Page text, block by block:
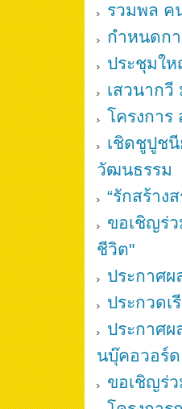
รวมพล ค
กำหนดก
ประชุมใ
เสวนาก
โครงกา
เชิดชูปูช
วัฒนธรรม
“รักสร้าง
ขอเชิญร่
ชีวิต"
ประกาศ
ประกวดเ
ประกาศผ
นบุ๊คอวอร์
ขอเชิญร่